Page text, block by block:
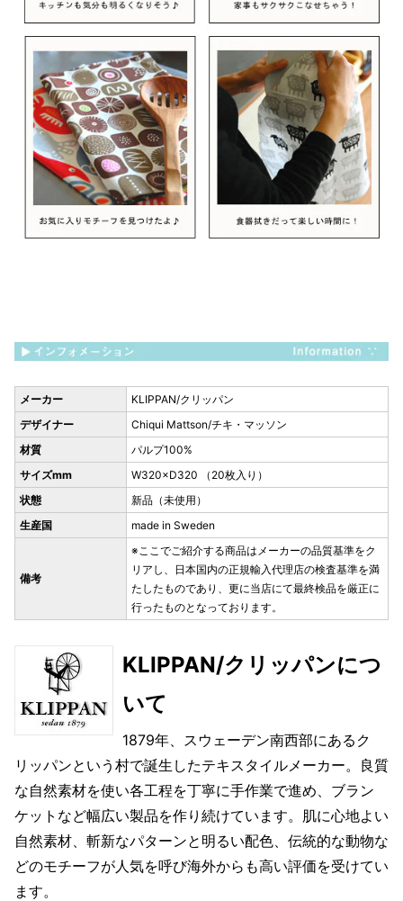
メーカー
KLIPPAN/クリッパン
デザイナー
Chiqui Mattson/チキ・マッソン
材質
パルプ100%
サイズmm
W320×D320 （20枚入り）
状態
新品（未使用）
生産国
made in Sweden
備考
※ここでご紹介する商品はメーカーの品質基準をク
リアし、日本国内の正規輸入代理店の検査基準を満
たしたものであり、更に当店にて最終検品を厳正に
行ったものとなっております。
KLIPPAN/クリッパンにつ
いて
1879年、スウェーデン南西部にあるク
リッパンという村で誕生したテキスタイルメーカー。良質
な自然素材を使い各工程を丁寧に手作業で進め、ブラン
ケットなど幅広い製品を作り続けています。肌に心地よい
自然素材、斬新なパターンと明るい配色、伝統的な動物な
どのモチーフが人気を呼び海外からも高い評価を受けてい
ます。